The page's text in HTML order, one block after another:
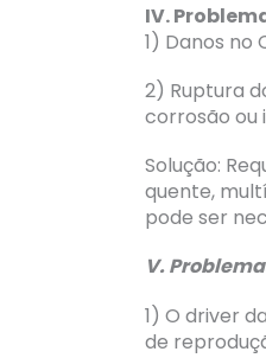
IV.
1) Danos no
2) Ruptura
corrosão ou
Solução:
quente,
pode ser
V.
1) O driver
de